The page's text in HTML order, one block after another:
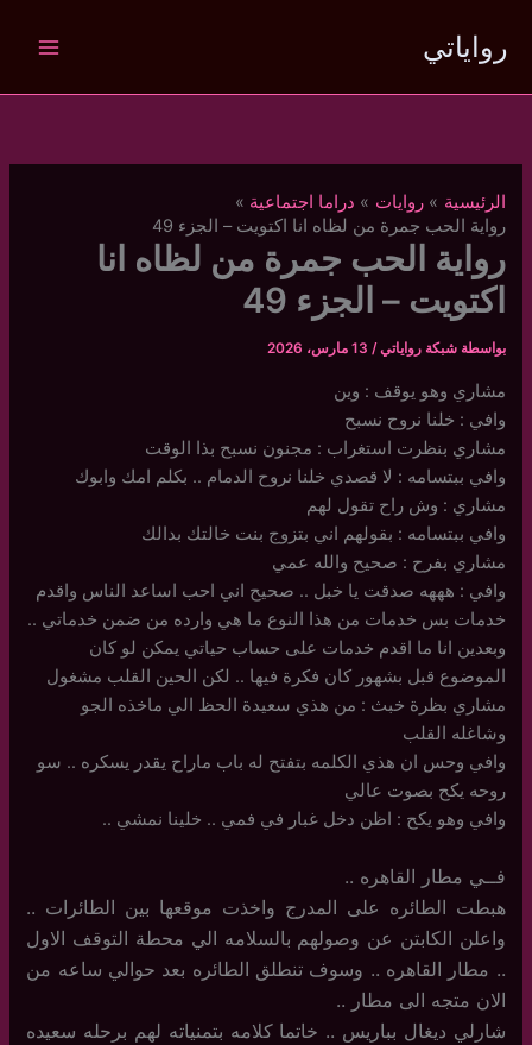
المحتوى
رواياتي
الرئيسية روايات
دراما اجتماعية
رواية الحب جمرة من لظاه انا اكتويت – الجزء 49
رواية الحب جمرة من لظاه انا
اكتويت – الجزء 49
بواسطة شبكة رواياتي/ 13 مارس، 2026
مشاري وهو يوقف : وين
وافي : خلنا نروح نسبح
مشاري بنظرت استغراب : مجنون نسبح بذا الوقت
وافي ببتسامه : لا قصدي خلنا نروح الدمام .. بكلم امك وابوك
مشاري : وش راح تقول لهم
وافي ببتسامه : بقولهم اني بتزوج بنت خالتك بدالك
مشاري بفرح : صحيح والله عمي
وافي : هههه صدقت يا خبل .. صحيح اني احب اساعد الناس واقدم
خدمات بس خدمات من هذا النوع ما هي وارده من ضمن خدماتي ..
وبعدين انا ما اقدم خدمات على حساب حياتي يمكن لو كان
الموضوع قبل بشهور كان فكرة فيها .. لكن الحين القلب مشغول
مشاري بظرة خبث : من هذي سعيدة الحظ الي ماخذه الجو
وشاغله القلب
وافي وحس ان هذي الكلمه بتفتح له باب ماراح يقدر يسكره .. سو
روحه يكح بصوت عالي
وافي وهو يكح : اظن دخل غبار في فمي .. خلينا نمشي ..
فــي مطار القاهره ..
هبطت الطائره على المدرج واخذت موقعها بين الطائرات ..
واعلن الكابتن عن وصولهم بالسلامه الي محطة التوقف الاول
.. مطار القاهره .. وسوف تنطلق الطائره بعد حوالي ساعه من
الان متجه الى مطار ..
شارلي ديغال بباريس .. خاتما كلامه بتمنياته لهم برحله سعيده